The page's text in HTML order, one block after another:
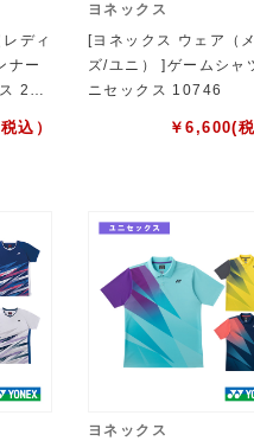
ディ
ナー
262
込）
ヨネックス
[ヨネックス ウェア（
ズ/ユニ） ]ゲームシャ
ニセックス 10746
￥6,600(
ヨネックス